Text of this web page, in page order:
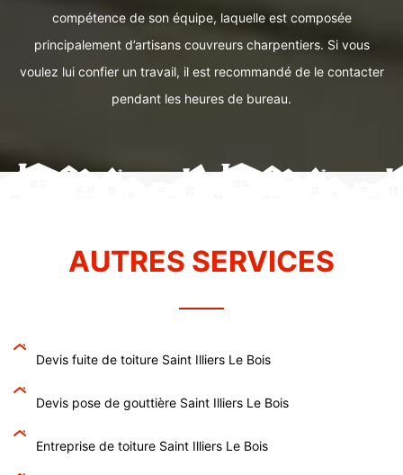
compétence de son équipe, laquelle est composée
principalement d’artisans couvreurs charpentiers. Si vous
voulez lui confier un travail, il est recommandé de le contacter
pendant les heures de bureau.
AUTRES SERVICES
Devis fuite de toiture Saint Illiers Le Bois
Devis pose de gouttière Saint Illiers Le Bois
Entreprise de toiture Saint Illiers Le Bois